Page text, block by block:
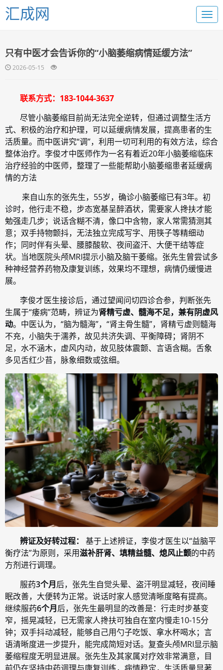
汇成网
只有中医才会告诉你的“小脑萎缩病情延缓方法”
2026-05-15
联系方式：183-1044-3637
尽管小脑萎缩目前尚无法完全逆转，但通过调整生活方
式、积极的治疗和护理，可以延缓病情发展，提高患者的生
活质量。而中医讲究“调”，利用一切可利用的有效方法，综合
整体治疗。李俊才中医师作为一名有着近20年小脑萎缩临床
治疗经验的中医师，整理了一些能帮助小脑萎缩患者延缓病
情的方法
来自山东的张先生，55岁，确诊小脑萎缩已有3年。初
诊时，他行走不稳，步态宽基呈醉酒状，需要家人搀扶才能
勉强走几步；说话含糊不清，像口中含物，家人常需猜测其
意；双手持物颤抖，无法独立完成写字、用筷子等精细动
作；同时伴有头晕、腰膝酸软、夜间盗汗、大便干结等症
状。当地医院头颅MRI提示小脑及脑干萎缩。张先生曾尝试多
种神经营养药物及康复训练，效果均不理想，病情仍缓慢进
展。
李俊才医生接诊后，通过望闻问切四诊合参，判断张先
生属于“痿病”范畴，辨证为肾精亏虚、髓海不足，兼有阴虚风
动。中医认为，“脑为髓海”，“肾主骨生髓”，肾精亏虚则髓海
不充，小脑失于濡养，故见共济失调、平衡障碍；肾阴不
足，水不涵木，虚风内动，故见肢体震颤、言语含糊。舌象
多见舌红少苔，脉象细数或弦细。
辨证及好转过程：
基于上述辨证，李俊才医生以“益脑平
衡疗法”为原则，采用滋补肝肾、填精益髓、熄风止颤的中药
方剂进行调理。
服药3个月后，张先生自觉头晕、盗汗明显减轻，夜间睡
眠改善，大便转为正常。说话时家人感觉清晰度略有提高。
继续服药6个月后，张先生最明显的改善是：行走时步基变
窄，摇晃减轻，已无需家人搀扶可独自在室内慢走10-15分
钟；双手抖动减轻，能够自己用勺子吃饭、拿水杯喝水；言
语清晰度进一步提升，能完成简短对话。复查头颅MRI显示脑
萎缩程度无明显进展。张先生及其家属对疗效非常满意，目